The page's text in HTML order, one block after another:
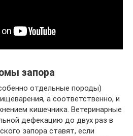
запора
отдельные породы)
а соответственно, и
кишечника. Ветеринарные
дефекацию до двух раз в
запора ставят, если